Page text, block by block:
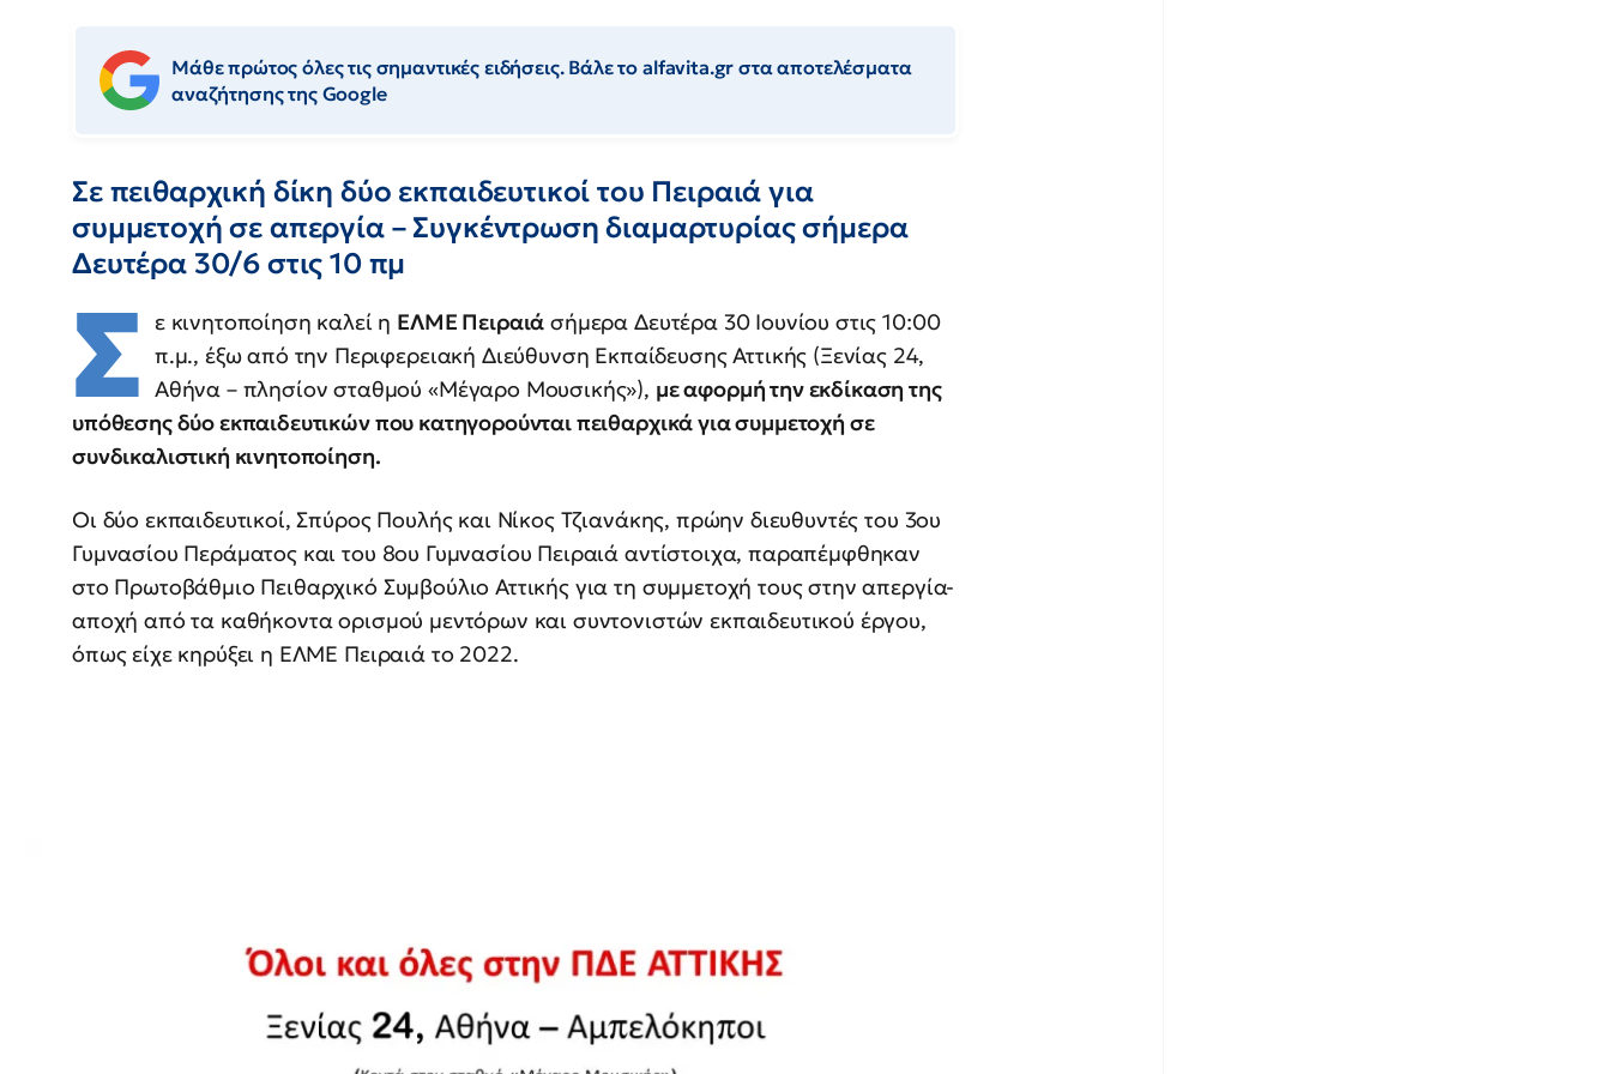
Μάθε πρώτος όλες τις σημαντικές ειδήσεις. Βάλε το alfavita.gr στα αποτελέσματα
αναζήτησης της Google
Σε πειθαρχική δίκη δύο εκπαιδευτικοί του Πειραιά για
συμμετοχή σε απεργία – Συγκέντρωση διαμαρτυρίας σήμερα
Δευτέρα 30/6 στις 10 πμ
Σ ε κινητοποίηση καλεί η ΕΛΜΕ Πειραιά σήμερα Δευτέρα 30 Ιουνίου στις 10:00
π.μ., έξω από την Περιφερειακή Διεύθυνση Εκπαίδευσης Αττικής (Ξενίας 24,
Αθήνα – πλησίον σταθμού «Μέγαρο Μουσικής»), με αφορμή την εκδίκαση της
υπόθεσης δύο εκπαιδευτικών που κατηγορούνται πειθαρχικά για συμμετοχή σε
συνδικαλιστική κινητοποίηση.
Οι δύο εκπαιδευτικοί, Σπύρος Πουλής και Νίκος Τζιανάκης, πρώην διευθυντές του 3ου
Γυμνασίου Περάματος και του 8ου Γυμνασίου Πειραιά αντίστοιχα, παραπέμφθηκαν
στο Πρωτοβάθμιο Πειθαρχικό Συμβούλιο Αττικής για τη συμμετοχή τους στην απεργία-
αποχή από τα καθήκοντα ορισμού μεντόρων και συντονιστών εκπαιδευτικού έργου,
όπως είχε κηρύξει η ΕΛΜΕ Πειραιά το 2022.